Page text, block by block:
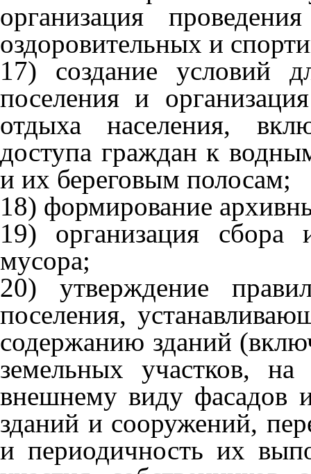
организация
оздоровительных и
17) создание условий
поселения и
отдыха населения,
доступа граждан к
и их береговым полосам;
18) формирование
19) организация
мусора;
20) утверждение
поселения,
содержанию зданий
земельных участков,
внешнему виду фасадов
зданий и сооружений,
и периодичность их